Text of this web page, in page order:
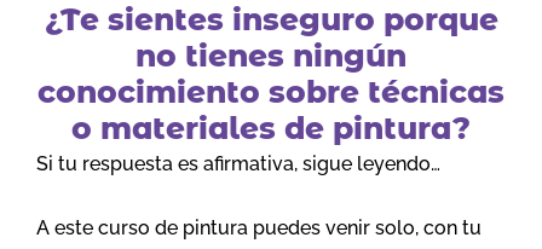
¿Te sientes inseguro porque
no tienes ningún
conocimiento sobre técnicas
o materiales de pintura?
Si tu respuesta es afirmativa, sigue leyendo…
A este curso de pintura puedes venir solo, con tu